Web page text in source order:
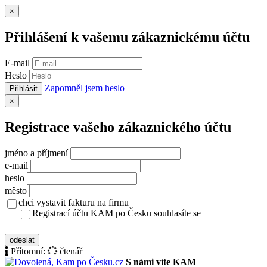
×
Přihlášení k vašemu zákaznickému účtu
E-mail
Heslo
Přihlásit Zapomněl jsem heslo
×
Registrace vašeho zákaznického účtu
jméno a příjmení
e-mail
heslo
město
chci vystavit fakturu na firmu
Registrací účtu KAM po Česku souhlasíte se
odeslat
Přítomní:
čtenář
S námi víte KAM